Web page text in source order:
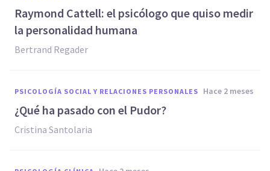
Raymond Cattell: el psicólogo que quiso medir
la personalidad humana
Bertrand Regader
PSICOLOGÍA SOCIAL Y RELACIONES PERSONALES hace 2 meses
¿Qué ha pasado con el Pudor?
Cristina Santolaria